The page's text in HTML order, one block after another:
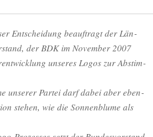
Ent­schei­dung beauf­tragt der Län­
der BDK im Novem­ber 2007
unse­res Logos zur Abstim­
unse­rer Par­tei darf dabei aber eben­
ste­hen, wie die Son­nen­blu­me als